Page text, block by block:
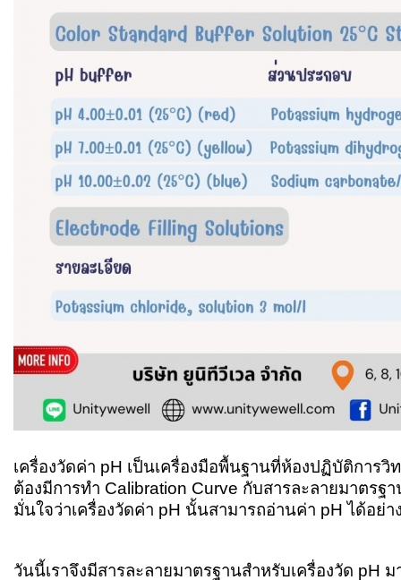
เครื่องวัดค่า pH เป็นเครื่องมือพื้นฐานที่ห้องปฏิบัติการวิ
ต้องมีการทำ Calibration Curve กับสารละลายมาตรฐ
มั่นใจว่าเครื่องวัดค่า pH นั้นสามารถอ่านค่า pH ได้อย่
วันนี้เราจึงมีสารละลายมาตรฐานสำหรับเครื่องวัด pH ม